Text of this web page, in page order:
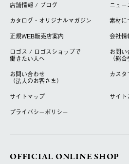
店舗情報 / ブログ
ニュー
カタログ・オリジナルマガジン
素材に
正規WEB販売店案内
会社情
ロゴス / ロゴスショップで
働きたい人へ
お問い
（総合
お問い合わせ
（法人のお客さま）
カス
サイトマップ
サイト
プライバシーポリシー
OFFICIAL ONLINE SHOP